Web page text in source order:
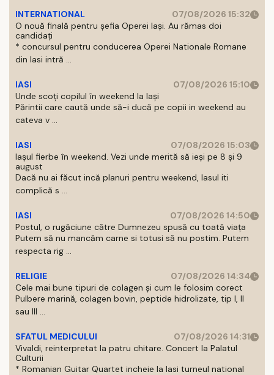
INTERNATIONAL
07/08/2026 15:32
O nouă finală pentru șefia Operei Iași. Au rămas doi
candidați
* concursul pentru conducerea Operei Nationale Romane
din Iasi intră ...
IASI
07/08/2026 15:10
Unde scoți copilul în weekend la Iași
Părintii care caută unde să-i ducă pe copii in weekend au
cateva v ...
IASI
07/08/2026 15:03
Iașul fierbe în weekend. Vezi unde merită să ieși pe 8 și 9
august
Dacă nu ai făcut incă planuri pentru weekend, Iasul iti
complică s ...
IASI
07/08/2026 14:50
Postul, o rugăciune către Dumnezeu spusă cu toată viața
Putem să nu mancăm carne si totusi să nu postim. Putem
respecta rig ...
RELIGIE
07/08/2026 14:34
Cele mai bune tipuri de colagen și cum le folosim corect
Pulbere marină, colagen bovin, peptide hidrolizate, tip I, II
sau III ...
SFATUL MEDICULUI
07/08/2026 14:31
Vivaldi, reinterpretat la patru chitare. Concert la Palatul
Culturii
* Romanian Guitar Quartet incheie la Iasi turneul national